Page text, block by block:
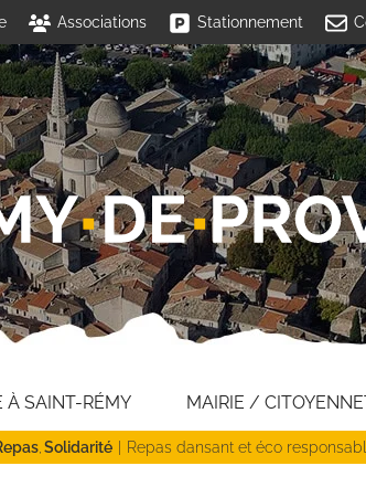
Associations Stationnement
À SAINT-RÉMY MAIRIE /
Solidarité Repas dansant et éco